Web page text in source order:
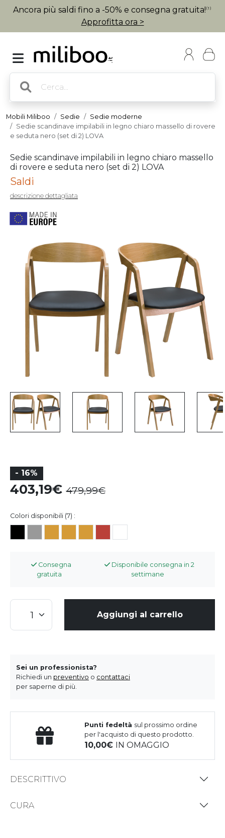
Ancora più saldi fino a -50% e consegna gratuita! (1)
Approfitta ora >
Mobili Miliboo Sedie
Sedie moderne
Sedie scandinave impilabili in legno chiaro massello di rovere
e seduta nero (set di 2) LOVA
Sedie scandinave impilabili in legno chiaro massello
di rovere e seduta nero (set di 2) LOVA
Saldi
descrizione dettagliata
- 16%
403,19 479,99
Colori disponibili (7) :
Consegna
gratuita
Disponibile consegna in 2
settimane
Aggiungi al carrello
Sei un professionista?
Richiedi un preventivo o contattaci
per saperne di più.
Punti fedeltà sul prossimo ordine
per l'acquisto di questo prodotto.
10,00 IN OMAGGIO
DESCRITTIVO
CURA